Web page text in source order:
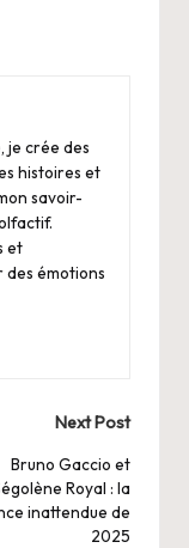
je crée des
histoires et
savoir-
et
des émotions
Next Post
Bruno Gaccio et
Royal : la
inattendue de
2025